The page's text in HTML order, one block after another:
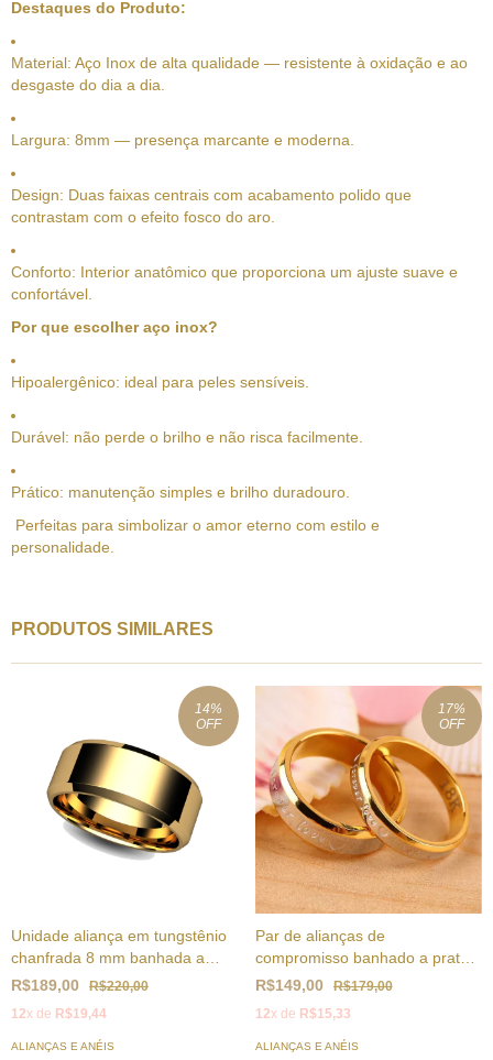
Destaques do Produto:
Material: Aço Inox de alta qualidade — resistente à oxidação e ao
desgaste do dia a dia.
Largura: 8mm — presença marcante e moderna.
Design: Duas faixas centrais com acabamento polido que
contrastam com o efeito fosco do aro.
Conforto: Interior anatômico que proporciona um ajuste suave e
confortável.
Por que escolher aço inox?
Hipoalergênico: ideal para peles sensíveis.
Durável: não perde o brilho e não risca facilmente.
Prático: manutenção simples e brilho duradouro.
Perfeitas para simbolizar o amor eterno com estilo e
personalidade.
PRODUTOS SIMILARES
14%
OFF
Unidade aliança em tungstênio
chanfrada 8 mm banhada a
ouro 18k
R$189,00
R$220,00
12x de R$19,44
ALIANÇAS E ANÉIS
17%
OFF
Par de alianças de
compromisso banhado a prata e
ouro 18k
R$149,00
R$179,00
12x de R$15,33
ALIANÇAS E ANÉIS